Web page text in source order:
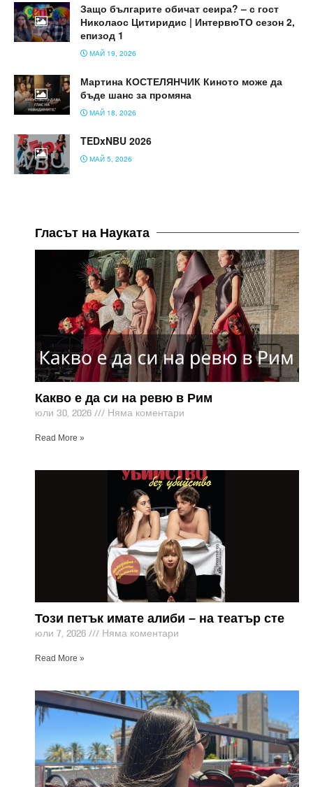
Защо българите обичат сеира? – с гост
Николаос Цитиридис | ИнтервюТО сезон 2,
епизод 1
МАЙ 19, 2026
Мартина КОСТЕЛЯНЧИК Киното може да
бъде шанс за промяна
МАЙ 18, 2026
TEDxNBU 2026
МАЙ 5, 2026
Гласът на Науката
Какво е да си на ревю в Рим
юли 30, 2026 Няма коментари
Read More »
Този петък имате алиби – на театър сте
юли 7, 2026 Няма коментари
Read More »